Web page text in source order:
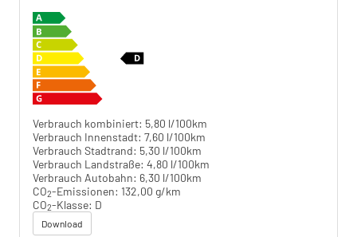
Verbrauch kombiniert: 5,80 l/100km
Verbrauch Innenstadt: 7,60 l/100km
Verbrauch Stadtrand: 5,30 l/100km
Verbrauch Landstraße: 4,80 l/100km
Verbrauch Autobahn: 6,30 l/100km
CO2-Emissionen: 132,00 g/km
CO2-Klasse: D
Download